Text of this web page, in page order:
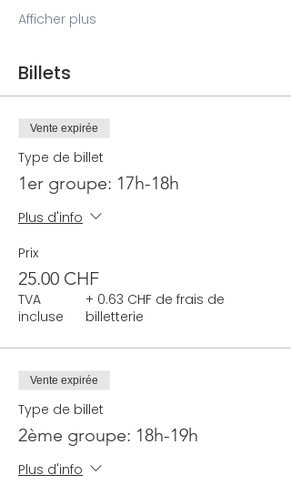
Afficher plus
Billets
Vente expirée
Type de billet
1er groupe: 17h-18h
Plus d'info
Prix
25.00 CHF
TVA
incluse
+ 0.63 CHF de frais de
billetterie
Vente expirée
Type de billet
2ème groupe: 18h-19h
Plus d'info